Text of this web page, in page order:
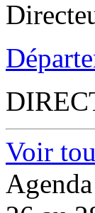
Voir
Agenda